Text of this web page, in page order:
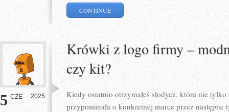
CONTINUE
5 CZE 2025
Krówki z logo firmy –
czy kit?
Kiedy ostatnio otrzymałeś słodycz, która nie
przypominała o konkretnej marce przez następne